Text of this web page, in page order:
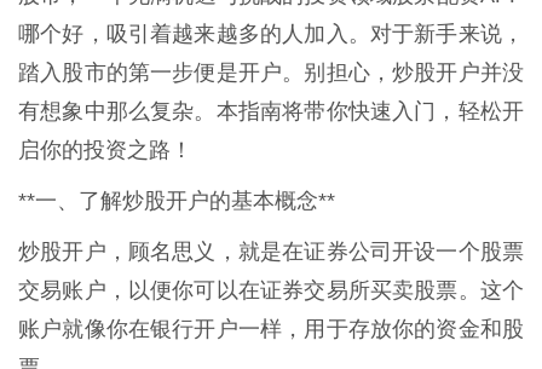
哪个好，吸引着越来越多的人加入。对于新手来说，
踏入股市的第一步便是开户。别担心，炒股开户并没
有想象中那么复杂。本指南将带你快速入门，轻松开
启你的投资之路！
**一、了解炒股开户的基本概念**
炒股开户，顾名思义，就是在证券公司开设一个股票
交易账户，以便你可以在证券交易所买卖股票。这个
账户就像你在银行开户一样，用于存放你的资金和股